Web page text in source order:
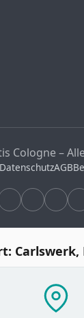
Cologne –
DatenschutzAGB